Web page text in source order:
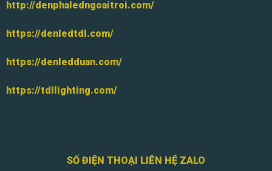
http://denphaledngoaitroi.com/
https://denledtdl.com/
https://denledduan.com/
https://tdllighting.com/
SỐ ĐIỆN THOẠI LIÊN HỆ ZALO